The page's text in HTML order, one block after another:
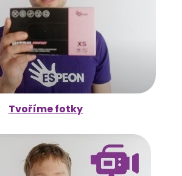
Tvoříme fotky